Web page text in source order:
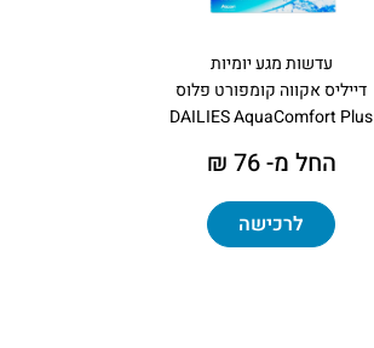
עדשות מגע יומיות
דייליס אקווה קומפורט פלוס
DAILIES AquaComfort Plus
החל מ- 76 ₪
לרכישה